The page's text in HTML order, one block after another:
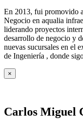
En 2013, fui promovido
Negocio en aqualia
liderando proyectos
desarrollo de negocio y
nuevas sucursales en el
de Ingeniería , donde
×
Carlos Miguel